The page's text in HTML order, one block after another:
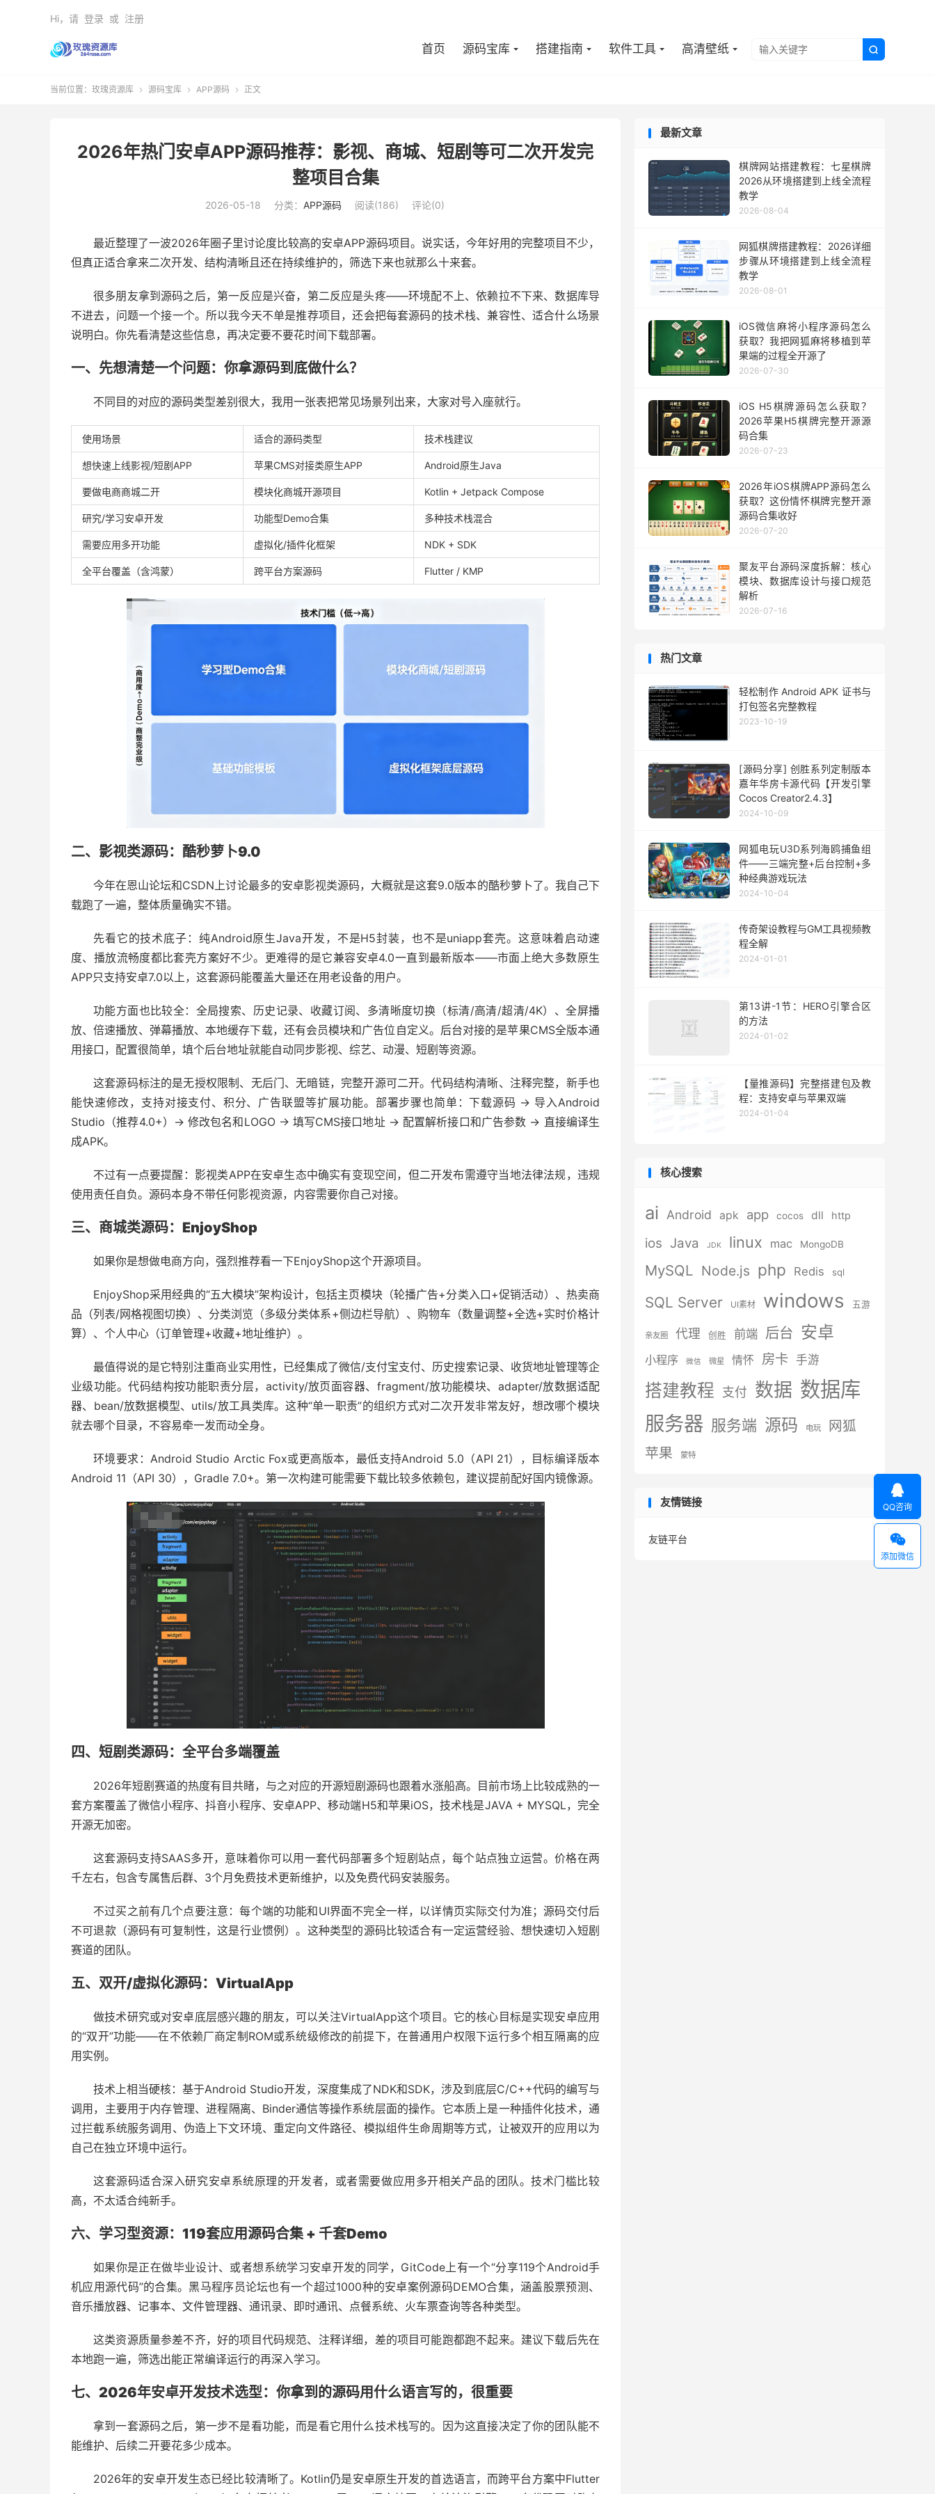

首页 源码宝库 搭建指南 软件工具 高清壁纸
Hi，请 登录 或 注册
当前位置： 玫瑰资源库  源码宝库  APP源码  正文
2026年热门安卓APP源码推荐：影视、商城、短剧等可二次开发完
整项目合集
2026-05-18 分类： APP源码 阅读(186) 评论(0)
最近整理了一波2026年圈子里讨论度比较高的安卓APP源码项目。说实话，今年好用的完整项目不少，
但真正适合拿来二次开发、结构清晰且还在持续维护的，筛选下来也就那么十来套。
很多朋友拿到源码之后，第一反应是兴奋，第二反应是头疼——环境配不上、依赖拉不下来、数据库导
不进去，问题一个接一个。所以我今天不单是推荐项目，还会把每套源码的技术栈、兼容性、适合什么场景
说明白。你先看清楚这些信息，再决定要不要花时间下载部署。
一、先想清楚一个问题：你拿源码到底做什么？
不同目的对应的源码类型差别很大，我用一张表把常见场景列出来，大家对号入座就行。
使用场景 适合的源码类型 技术栈建议
想快速上线影视/短剧APP 苹果CMS对接类原生APP Android原生Java
要做电商商城二开 模块化商城开源项目 Kotlin + Jetpack Compose
研究/学习安卓开发 功能型Demo合集 多种技术栈混合
需要应用多开功能 虚拟化/插件化框架 NDK + SDK
全平台覆盖（含鸿蒙） 跨平台方案源码 Flutter / KMP
二、影视类源码：酷秒萝卜9.0
今年在恩山论坛和CSDN上讨论最多的安卓影视类源码，大概就是这套9.0版本的酷秒萝卜了。我自己下
载跑了一遍，整体质量确实不错。
先看它的技术底子：纯Android原生Java开发，不是H5封装，也不是uniapp套壳。这意味着启动速
度、播放流畅度都比套壳方案好不少。更难得的是它兼容安卓4.0一直到最新版本——市面上绝大多数原生
APP只支持安卓7.0以上，这套源码能覆盖大量还在用老设备的用户。
功能方面也比较全：全局搜索、历史记录、收藏订阅、多清晰度切换（标清/高清/超清/4K）、全屏播
放、倍速播放、弹幕播放、本地缓存下载，还有会员模块和广告位自定义。后台对接的是苹果CMS全版本通
用接口，配置很简单，填个后台地址就能自动同步影视、综艺、动漫、短剧等资源。
这套源码标注的是无授权限制、无后门、无暗链，完整开源可二开。代码结构清晰、注释完整，新手也
能快速修改，支持对接支付、积分、广告联盟等扩展功能。部署步骤也简单：下载源码 → 导入Android
Studio（推荐4.0+）→ 修改包名和LOGO → 填写CMS接口地址 → 配置解析接口和广告参数 → 直接编译生
成APK。
不过有一点要提醒：影视类APP在安卓生态中确实有变现空间，但二开发布需遵守当地法律法规，违规
使用责任自负。源码本身不带任何影视资源，内容需要你自己对接。
三、商城类源码：EnjoyShop
如果你是想做电商方向，强烈推荐看一下EnjoyShop这个开源项目。
EnjoyShop采用经典的“五大模块”架构设计，包括主页模块（轮播广告+分类入口+促销活动）、热卖商
品（列表/网格视图切换）、分类浏览（多级分类体系+侧边栏导航）、购物车（数量调整+全选+实时价格计
算）、个人中心（订单管理+收藏+地址维护）。
最值得说的是它特别注重商业实用性，已经集成了微信/支付宝支付、历史搜索记录、收货地址管理等企
业级功能。代码结构按功能职责分层，activity/放页面容器、fragment/放功能模块、adapter/放数据适配
器、bean/放数据模型、utils/放工具类库。这种“单一职责”的组织方式对二次开发非常友好，想改哪个模块
就去哪个目录，不容易牵一发而动全身。
环境要求：Android Studio Arctic Fox或更高版本，最低支持Android 5.0（API 21），目标编译版本
Android 11（API 30），Gradle 7.0+。第一次构建可能需要下载比较多依赖包，建议提前配好国内镜像源。
四、短剧类源码：全平台多端覆盖
2026年短剧赛道的热度有目共睹，与之对应的开源短剧源码也跟着水涨船高。目前市场上比较成熟的一
套方案覆盖了微信小程序、抖音小程序、安卓APP、移动端H5和苹果iOS，技术栈是JAVA + MYSQL，完全
开源无加密。
这套源码支持SAAS多开，意味着你可以用一套代码部署多个短剧站点，每个站点独立运营。价格在两
千左右，包含专属售后群、3个月免费技术更新维护，以及免费代码安装服务。
不过买之前有几个点要注意：每个端的功能和UI界面不完全一样，以详情页实际交付为准；源码交付后
不可退款（源码有可复制性，这是行业惯例）。这种类型的源码比较适合有一定运营经验、想快速切入短剧
赛道的团队。
五、双开/虚拟化源码：VirtualApp
做技术研究或对安卓底层感兴趣的朋友，可以关注VirtualApp这个项目。它的核心目标是实现安卓应用
的“双开”功能——在不依赖厂商定制ROM或系统级修改的前提下，在普通用户权限下运行多个相互隔离的应
用实例。
技术上相当硬核：基于Android Studio开发，深度集成了NDK和SDK，涉及到底层C/C++代码的编写与
调用，主要用于内存管理、进程隔离、Binder通信等操作系统层面的操作。它本质上是一种插件化技术，通
过拦截系统服务调用、伪造上下文环境、重定向文件路径、模拟组件生命周期等方式，让被双开的应用以为
自己在独立环境中运行。
这套源码适合深入研究安卓系统原理的开发者，或者需要做应用多开相关产品的团队。技术门槛比较
高，不太适合纯新手。
六、学习型资源：119套应用源码合集 + 千套Demo
如果你是正在做毕业设计、或者想系统学习安卓开发的同学，GitCode上有一个“分享119个Android手
机应用源代码”的合集。黑马程序员论坛也有一个超过1000种的安卓案例源码DEMO合集，涵盖股票预测、
音乐播放器、记事本、文件管理器、通讯录、即时通讯、点餐系统、火车票查询等各种类型。
这类资源质量参差不齐，好的项目代码规范、注释详细，差的项目可能跑都跑不起来。建议下载后先在
本地跑一遍，筛选出能正常编译运行的再深入学习。
七、2026年安卓开发技术选型：你拿到的源码用什么语言写的，很重要
拿到一套源码之后，第一步不是看功能，而是看它用什么技术栈写的。因为这直接决定了你的团队能不
能维护、后续二开要花多少成本。
2026年的安卓开发生态已经比较清晰了。Kotlin仍是安卓原生开发的首选语言，而跨平台方案中Flutter
最新文章
棋牌网站搭建教程：七星棋牌
2026从环境搭建到上线全流程
教学
2026-08-04
网狐棋牌搭建教程：2026详细
步骤从环境搭建到上线全流程
教学
2026-08-01
iOS微信麻将小程序源码怎么
获取？我把网狐麻将移植到苹
果端的过程全开源了
2026-07-30
iOS H5棋牌源码怎么获取？
2026苹果H5棋牌完整开源源
码合集
2026-07-23
2026年iOS棋牌APP源码怎么
获取？这份情怀棋牌完整开源
源码合集收好
2026-07-20
聚友平台源码深度拆解：核心
模块、数据库设计与接口规范
解析
2026-07-16
热门文章
轻松制作 Android APK 证书与
打包签名完整教程
2023-10-19
[源码分享] 创胜系列定制版本
嘉年华房卡源代码【开发引擎
Cocos Creator2.4.3】
2024-10-09
网狐电玩U3D系列海鸥捕鱼组
件——三端完整+后台控制+多
种经典游戏玩法
2024-10-04
传奇架设教程与GM工具视频教
程全解
2024-01-01
第13讲-1节：HERO引擎合区
的方法
2024-01-02
【量推源码】完整搭建包及教
程：支持安卓与苹果双端
2024-01-04
核心搜索
ai Android apk app cocos dll http
ios Java JDK linux mac MongoDB
MySQL Node.js php Redis sql
SQL Server UI素材 windows 五游
亲友圈 代理 创胜 前端 后台 安卓
小程序 微信 微星 情怀 房卡 手游
搭建教程 支付 数据 数据库
服务器 服务端 源码 电玩
网狐
苹果
蒙特
友情链接
友链平台

QQ咨询

添加微信